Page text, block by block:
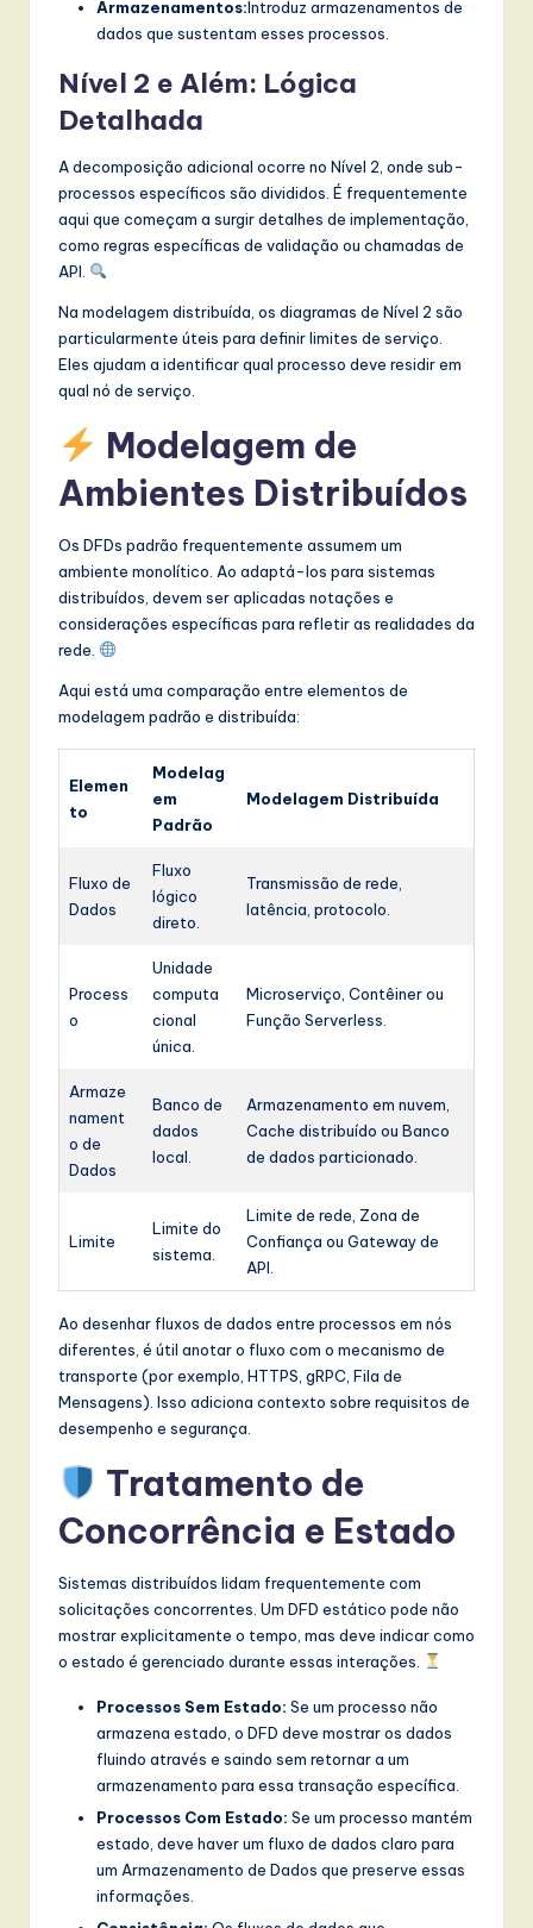
Armazenamentos:Introduz armazenamentos de
dados que sustentam esses processos.
Nível 2 e Além: Lógica
Detalhada
A decomposição adicional ocorre no Nível 2, onde sub-
processos específicos são divididos. É frequentemente
aqui que começam a surgir detalhes de implementação,
como regras específicas de validação ou chamadas de
API.
Na modelagem distribuída, os diagramas de Nível 2 são
particularmente úteis para definir limites de serviço.
Eles ajudam a identificar qual processo deve residir em
qual nó de serviço.
Modelagem de
Ambientes Distribuídos
Os DFDs padrão frequentemente assumem um
ambiente monolítico. Ao adaptá-los para sistemas
distribuídos, devem ser aplicadas notações e
considerações específicas para refletir as realidades da
rede.
Aqui está uma comparação entre elementos de
modelagem padrão e distribuída:
Elemen
to
Modelag
em
Padrão
Modelagem Distribuída
Fluxo de
Dados
Fluxo
lógico
direto.
Transmissão de rede,
latência, protocolo.
Process
o
Unidade
computa
cional
única.
Microserviço, Contêiner ou
Função Serverless.
Armaze
nament
o de
Dados
Banco de
dados
local.
Armazenamento em nuvem,
Cache distribuído ou Banco
de dados particionado.
Limite
Limite do
sistema.
Limite de rede, Zona de
Confiança ou Gateway de
API.
Ao desenhar fluxos de dados entre processos em nós
diferentes, é útil anotar o fluxo com o mecanismo de
transporte (por exemplo, HTTPS, gRPC, Fila de
Mensagens). Isso adiciona contexto sobre requisitos de
desempenho e segurança.
Tratamento de
Concorrência e Estado
Sistemas distribuídos lidam frequentemente com
solicitações concorrentes. Um DFD estático pode não
mostrar explicitamente o tempo, mas deve indicar como
o estado é gerenciado durante essas interações.
Processos Sem Estado: Se um processo não
armazena estado, o DFD deve mostrar os dados
fluindo através e saindo sem retornar a um
armazenamento para essa transação específica.
Processos Com Estado: Se um processo mantém
estado, deve haver um fluxo de dados claro para
um Armazenamento de Dados que preserve essas
informações.